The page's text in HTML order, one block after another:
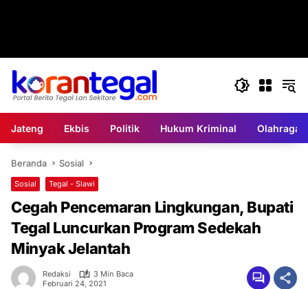
Jateng Ekbis Politik Hukum Kriminal Olahraga
Beranda Sosial
Sosial Tegal - Slawi
Cegah Pencemaran Lingkungan, Bupati
Tegal Luncurkan Program Sedekah
Minyak Jelantah
Redaksi
3 Min Baca
Februari 24, 2021